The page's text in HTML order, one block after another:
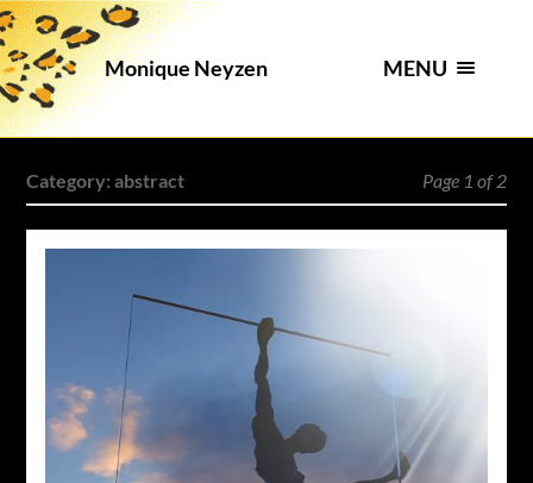
Monique Neyzen MENU
Category:abstract Page 1 of 2